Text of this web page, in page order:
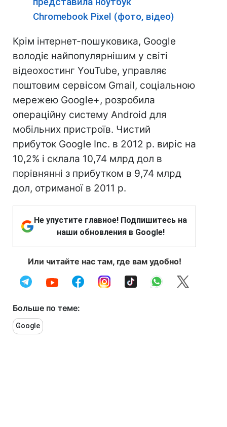
Chromebook Pixel (фото, відео)
Крім інтернет-пошуковика, Google
володіє найпопулярнішим у світі
відеохостинг YouTube, управляє
поштовим сервісом Gmail, соціальною
мережею Google+, розробила
операційну систему Android для
мобільних пристроїв. Чистий
прибуток Google Inc. в 2012 р. виріс на
10,2% і склала 10,74 млрд дол в
порівнянні з прибутком в 9,74 млрд
дол, отриманої в 2011 р.
Не упустите главное! Подпишитесь на
наши обновления в Google!
Или читайте нас там, где вам удобно!
Больше по теме:
Google